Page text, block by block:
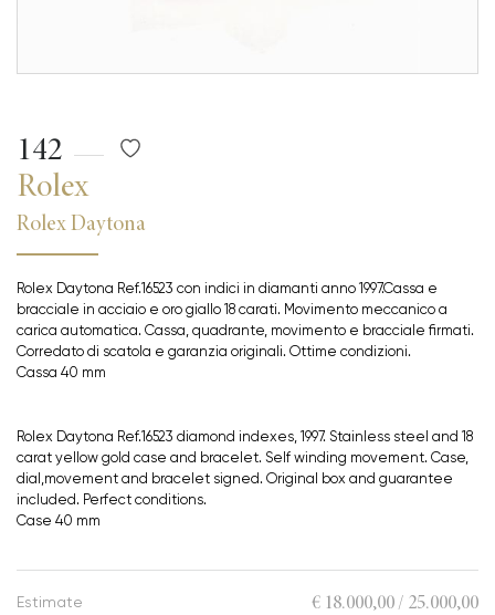
142
Rolex
Rolex Daytona
Rolex Daytona Ref.16523 con indici in diamanti anno 1997.Cassa e
bracciale in acciaio e oro giallo 18 carati. Movimento meccanico a
carica automatica. Cassa, quadrante, movimento e bracciale firmati.
Corredato di scatola e garanzia originali. Ottime condizioni.
Cassa 40 mm
Rolex Daytona Ref.16523 diamond indexes, 1997. Stainless steel and 18
carat yellow gold case and bracelet. Self winding movement. Case,
dial,movement and bracelet signed. Original box and guarantee
included. Perfect conditions.
Case 40 mm
€ 18.000,00 / 25.000,00
Estimate